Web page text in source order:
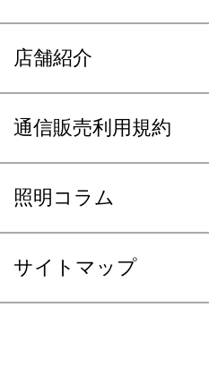
店舗紹介
通信販売利用規約
照明コラム
サイトマップ